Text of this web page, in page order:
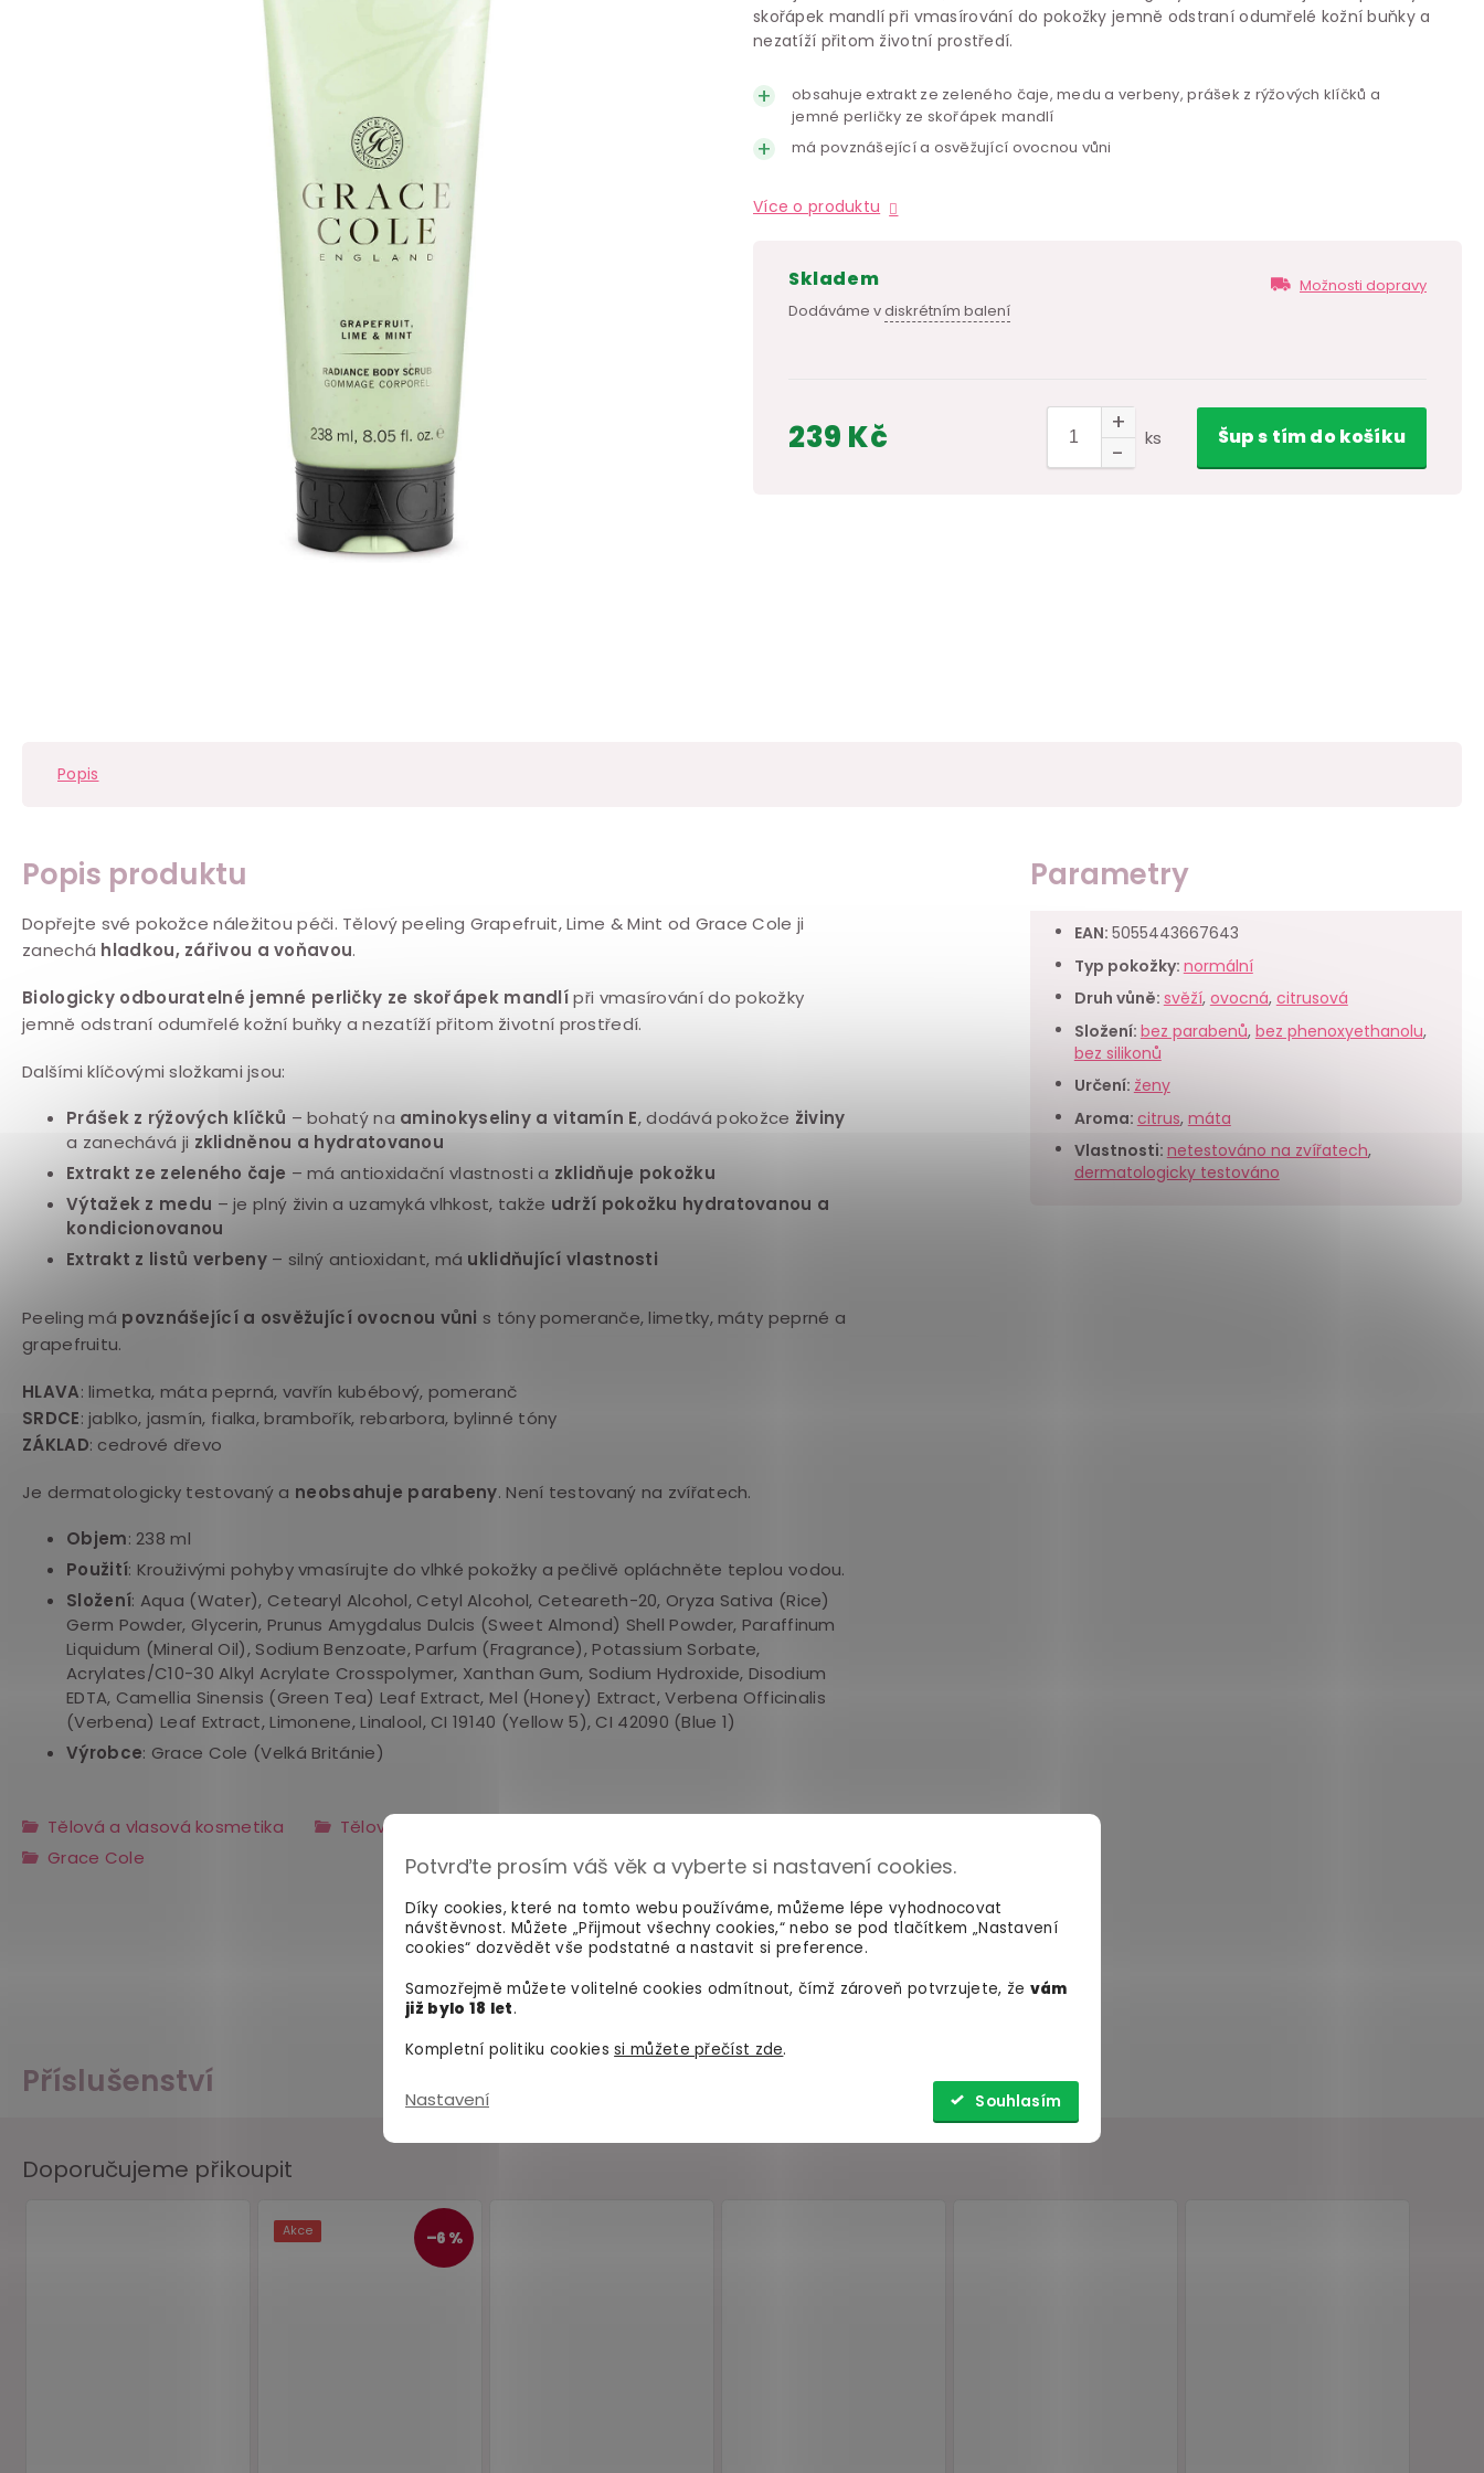
Potvrďte prosím váš věk a vyberte si nastavení cookies.
Díky cookies, které na tomto webu používáme, můžeme lépe vyhodnocovat
návštěvnost. Můžete „Přijmout všechny cookies,“ nebo se pod tlačítkem „Nastavení
cookies“ dozvědět vše podstatné a nastavit si preference.
Samozřejmě můžete volitelné cookies odmítnout, čímž zároveň potvrzujete, že vám
již bylo 18 let.
Kompletní politiku cookiessi můžete přečíst zde.
Nastavení Souhlasím
skořápek mandlí při vmasírování do pokožky jemně odstraní odumřelé kožní buňky a
nezatíží přitom životní prostředí.
obsahuje extrakt ze zeleného čaje, medu a verbeny, prášek z rýžových klíčků a
jemné perličky ze skořápek mandlí
má povznášející a osvěžující ovocnou vůni
Více o produktu
skladem
Dodáváme vdiskrétním balení
Možnosti dopravy
239 Kč ks Šups tímdo košíku
Příslušenství
Popis
Popis produktu
Dopřejte své pokožce náležitou péči. Tělový peeling Grapefruit, Lime & Mint od Grace Cole ji
zanechá hladkou, zářivou a voňavou.
Biologicky odbouratelné jemné perličky ze skořápek mandlípři vmasírování do pokožky
jemně odstraní odumřelé kožní buňky a nezatíží přitom životní prostředí.
Dalšími klíčovými složkami jsou:
Prášek z rýžových klíčků – bohatý na aminokyseliny a vitamín E, dodává pokožce živiny
a zanechává ji zklidněnou a hydratovanou
Extrakt ze zeleného čaje – má antioxidační vlastnosti a zklidňuje pokožku
Výtažek z medu – je plný živin a uzamyká vlhkost, takže udrží pokožku hydratovanou a
kondicionovanou
Extrakt z listů verbeny – silný antioxidant, má uklidňující vlastnosti
Peeling má povznášející a osvěžující ovocnou vůni s tóny pomeranče, limetky, máty peprné a
grapefruitu.
HLAVA: limetka, máta peprná, vavřín kubébový, pomeranč
SRDCE: jablko, jasmín, fialka, brambořík, rebarbora, bylinné tóny
ZÁKLAD: cedrové dřevo
Je dermatologicky testovaný a neobsahuje parabeny. Není testovaný na zvířatech.
Objem: 238 ml
Použití: Krouživými pohyby vmasírujte do vlhké pokožky a pečlivě opláchněte teplou vodou.
Složení: Aqua (Water), Cetearyl Alcohol, Cetyl Alcohol, Ceteareth-20, Oryza Sativa (Rice)
Germ Powder, Glycerin, Prunus Amygdalus Dulcis (Sweet Almond) Shell Powder, Paraffinum
Liquidum (Mineral Oil), Sodium Benzoate, Parfum (Fragrance), Potassium Sorbate,
Acrylates/C10-30 Alkyl Acrylate Crosspolymer, Xanthan Gum, Sodium Hydroxide, Disodium
EDTA, Camellia Sinensis (Green Tea) Leaf Extract, Mel (Honey) Extract, Verbena Officinalis
(Verbena) Leaf Extract, Limonene, Linalool, CI 19140 (Yellow 5), CI 42090 (Blue 1)
Výrobce: Grace Cole (Velká Británie)
Tělová a vlasová kosmetika Tělové peelingy
Grace Cole
Parametry
EAN: 5055443667643
Typ pokožky: normální
Druh vůně: svěží, ovocná, citrusová
Složení: bez parabenů, bez phenoxyethanolu,
bez silikonů
Určení: ženy
Aroma: citrus, máta
Vlastnosti: netestováno na zvířatech,
dermatologicky testováno
Doporučujeme přikoupit